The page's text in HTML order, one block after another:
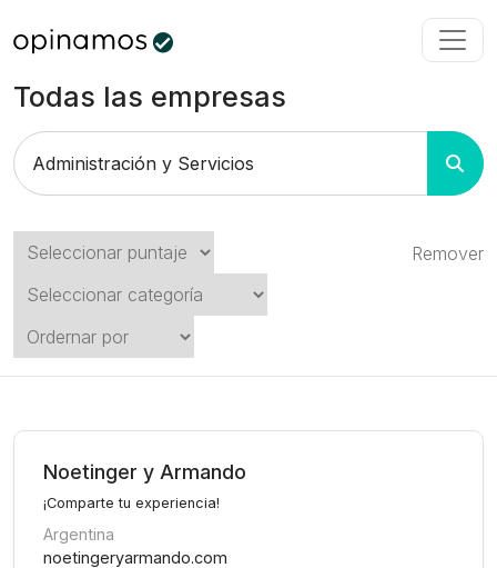
Todas las empresas
Remover
Noetinger y Armando
¡Comparte tu experiencia!
Argentina
noetingeryarmando.com